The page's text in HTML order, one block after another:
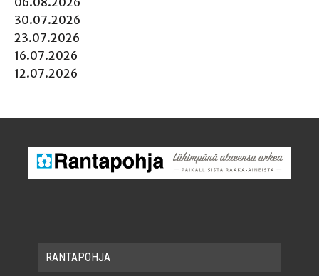
30.07.2026
23.07.2026
16.07.2026
12.07.2026
RAN­TA­POH­JA